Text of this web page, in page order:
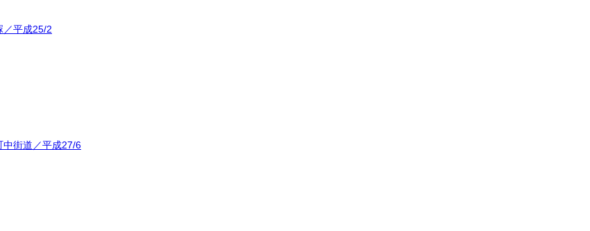
平成25/2
街道／平成27/6